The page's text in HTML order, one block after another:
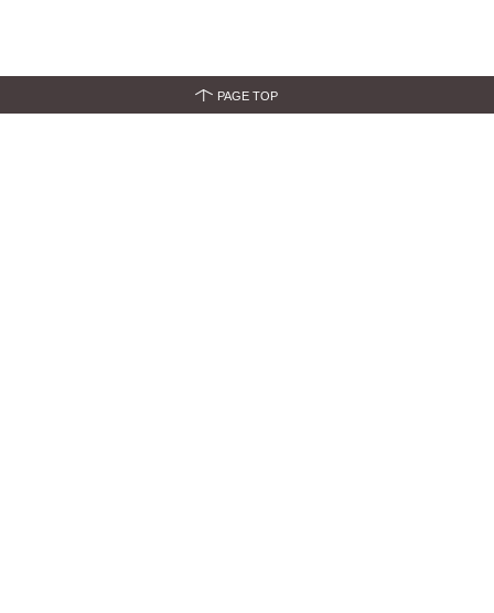
PAGE TOP